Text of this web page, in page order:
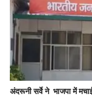
अंदरूनी सर्वे ने भाजपा में